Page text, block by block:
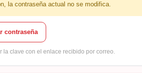
la contraseña actual no se modifica.
contraseña
la clave con el enlace recibido por correo.